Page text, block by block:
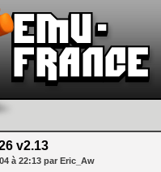
v2.13
à 22:13 par Eric_Aw